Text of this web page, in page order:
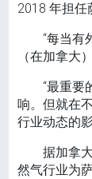
2018 年担任
“每当有
（在加拿大
“最重
响。但就在
行业动态的
据加拿
然气行业为